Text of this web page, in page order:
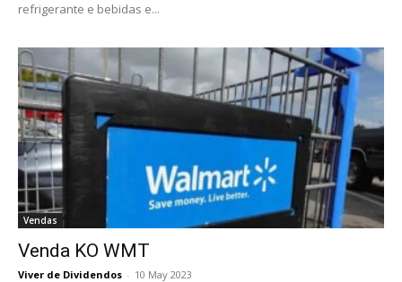
refrigerante e bebidas e...
Vendas
Venda KO WMT
Viver de Dividendos - 10 May 2023